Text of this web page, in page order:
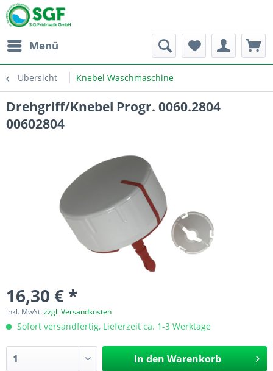
Menü
Übersicht Knebel Waschmaschine
Drehgriff/Knebel Progr. 0060.2804
00602804
16,30 € *
inkl. MwSt.zzgl. Versandkosten
Sofort versandfertig, Lieferzeit ca. 1-3 Werktage
In den Warenkorb